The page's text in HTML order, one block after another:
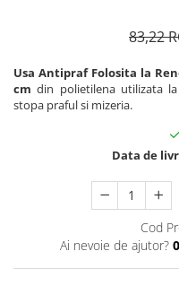
Garnituri Adezive Uși
Gips Carton
Șuruburi Gips Carton
Profile Gips Carton
Ipsos îmbinare Gips Carton
Plăci Gips Carton
83,22
Usa Antipraf Folosita la
cm din polietilena utilizata
stopa praful si mizeria.
Data de
Cod
Ai nevoie de ajutor?